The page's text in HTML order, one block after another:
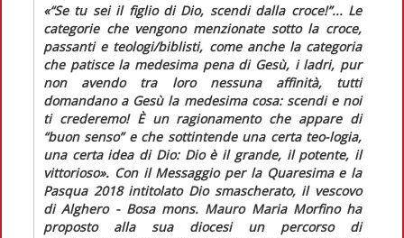
«“Se tu sei il figlio di Dio, scendi dalla croce!”... Le
categorie che vengono menzionate sotto la croce,
passanti e teologi/biblisti, come anche la categoria
che patisce la medesima pena di Gesù, i ladri, pur
non avendo tra loro nessuna affinità, tutti
domandano a Gesù la medesima cosa: scendi e noi
ti crederemo! È un ragionamento che appare di
“buon senso” e che sottintende una certa teo-logia,
una certa idea di Dio: Dio è il grande, il potente, il
vittorioso». Con il Messaggio per la Quaresima e la
Pasqua 2018intitolato Dio smascherato, il vescovo
di Alghero - Bosa mons. Mauro Maria Morfino ha
proposto alla sua diocesi un percorso di